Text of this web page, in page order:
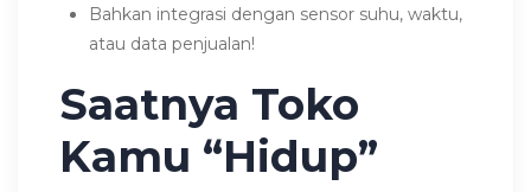
Bahkan integrasi dengan sensor suhu, waktu,
atau data penjualan!
Saatnya Toko
Kamu “Hidup”